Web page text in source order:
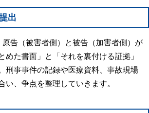
出
告（被害者側）と被告（加害者側）が
めた書面」と「それを裏付ける証拠」
刑事事件の記録や医療資料、事故現場
い、争点を整理していきます。